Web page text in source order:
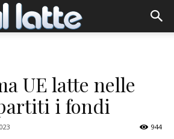
UE latte nelle
i fondi
944